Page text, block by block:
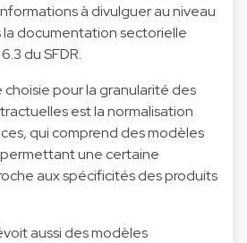
à divulguer au niveau
documentation sectorielle
du SFDR.
choisie pour la granularité des
est la normalisation
qui comprend des modèles
une certaine
aux spécificités des produits
aussi des modèles